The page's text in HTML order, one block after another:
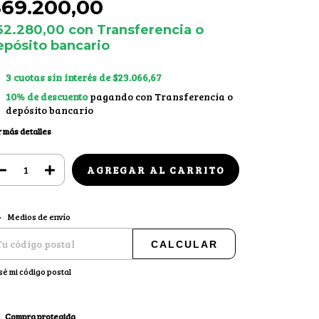
con Transferencia o
bancario
3 cuotas sin interés de$23.066,67
10% de descuentopagando con Transferencia o
depósito bancario
más detalles
para el CP:
Medios de envío
CALCULAR
mi código postal
Compra protegida